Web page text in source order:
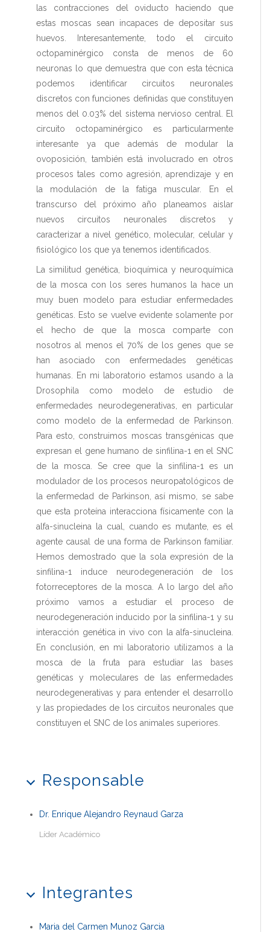
las contracciones del oviducto haciendo que
estas moscas sean incapaces de depositar sus
huevos. Interesantemente, todo el circuito
octopaminérgico consta de menos de 60
neuronas lo que demuestra que con esta técnica
podemos identificar circuitos neuronales
discretos con funciones definidas que constituyen
menos del 0.03% del sistema nervioso central. El
circuito octopaminérgico es particularmente
interesante ya que además de modular la
ovoposición, también está involucrado en otros
procesos tales como agresión, aprendizaje y en
la modulación de la fatiga muscular. En el
transcurso del próximo año planeamos aislar
nuevos circuitos neuronales discretos y
caracterizar a nivel genético, molecular, celular y
fisiológico los que ya tenemos identificados.
La similitud genética, bioquímica y neuroquímica
de la mosca con los seres humanos la hace un
muy buen modelo para estudiar enfermedades
genéticas. Esto se vuelve evidente solamente por
el hecho de que la mosca comparte con
nosotros al menos el 70% de los genes que se
han asociado con enfermedades genéticas
humanas. En mi laboratorio estamos usando a la
Drosophila como modelo de estudio de
enfermedades neurodegenerativas, en particular
como modelo de la enfermedad de Parkinson.
Para esto, construimos moscas transgénicas que
expresan el gene humano de sinfilina-1 en el SNC
de la mosca. Se cree que la sinfilina-1 es un
modulador de los procesos neuropatológicos de
la enfermedad de Parkinson, así mismo, se sabe
que esta proteína interacciona físicamente con la
alfa-sinucleina la cual, cuando es mutante, es el
agente causal de una forma de Parkinson familiar.
Hemos demostrado que la sola expresión de la
sinfilina-1 induce neurodegeneración de los
fotorreceptores de la mosca. A lo largo del año
próximo vamos a estudiar el proceso de
neurodegeneración inducido por la sinfilina-1 y su
interacción genética in vivo con la alfa-sinucleina.
En conclusión, en mi laboratorio utilizamos a la
mosca de la fruta para estudiar las bases
genéticas y moleculares de las enfermedades
neurodegenerativas y para entender el desarrollo
y las propiedades de los circuitos neuronales que
constituyen el SNC de los animales superiores.
Responsable
Dr. Enrique Alejandro Reynaud Garza
Líder Académico
Integrantes
Maria del Carmen Munoz Garcia